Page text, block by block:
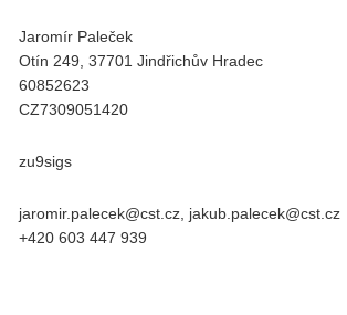
Jaromír Paleček
Otín 249, 37701 Jindřichův Hradec
60852623
CZ7309051420
zu9sigs
jaromir.palecek@cst.cz, jakub.palecek@cst.cz
+420 603 447 939